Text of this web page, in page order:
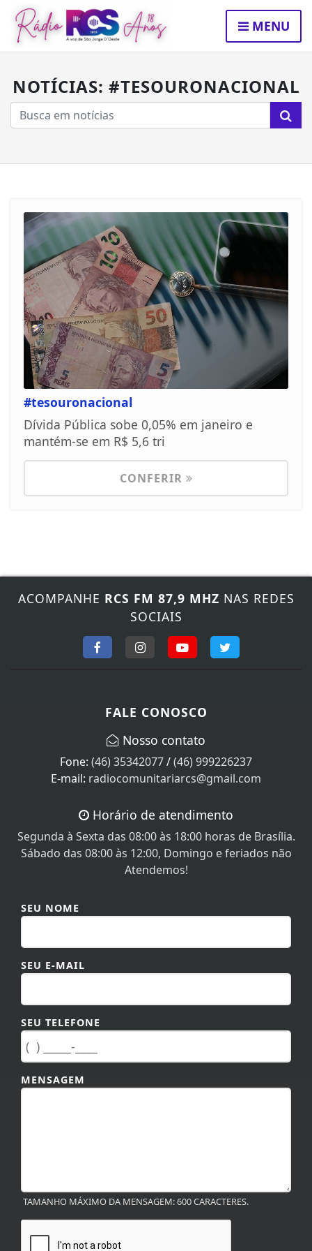
MENU
NOTÍCIAS: #TESOURONACIONAL
#tesouronacional
Dívida Pública sobe 0,05% em janeiro e
mantém-se em R$ 5,6 tri
CONFERIR
ACOMPANHE RCS FM 87,9 MHZ NAS REDES
SOCIAIS
FALE CONOSCO
Nosso contato
Fone: (46) 35342077/(46) 999226237
E-mail: radiocomunitariarcs@gmail.com
Horário de atendimento
Segunda à Sexta das 08:00 às 18:00 horas de Brasília.
Sábado das 08:00 às 12:00, Domingo e feriados não
Atendemos!
SEU NOME
SEU E-MAIL
SEU TELEFONE
MENSAGEM
TAMANHO MÁXIMO DA MENSAGEM: 600 CARACTERES.